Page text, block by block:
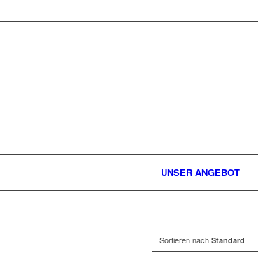
UNSER ANGEBOT
Sortieren nach Standard